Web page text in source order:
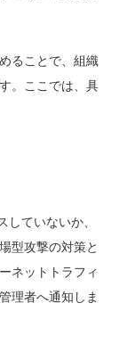
ることで、組織
。ここでは、具
していないか、
型攻撃の対策と
ネットトラフィ
理者へ通知しま